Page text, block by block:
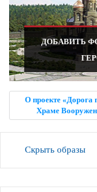
ДОБАВИТЬ
О проекте «Дорога
Храме
Скрыть образы